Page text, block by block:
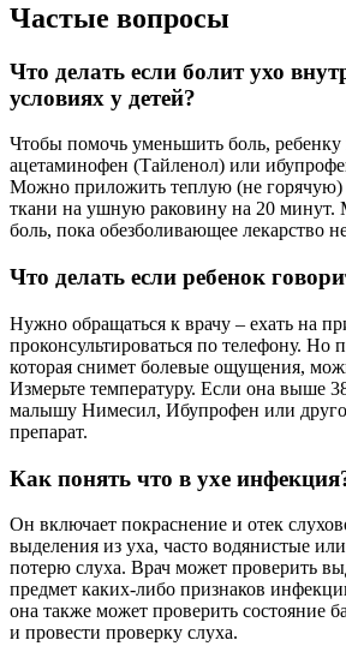
Частые вопросы
Что делать если болит ухо
условиях у детей?
Чтобы помочь уменьшить боль,
ацетаминофен (Тайленол) или
Можно приложить теплую (не горячую)
ткани на ушную раковину на 20 минут.
боль, пока обезболивающее лекарство
Что делать если ребенок
Нужно обращаться к врачу – ехать на
проконсультироваться по телефону. Но
которая снимет болевые ощущения,
Измерьте температуру. Если она выше
малышу Нимесил, Ибупрофен или
препарат.
Как понять что в ухе
Он включает покраснение и отек
выделения из уха, часто водянистые
потерю слуха. Врач может проверить
предмет каких-либо признаков
она также может проверить состояние
и провести проверку слуха.